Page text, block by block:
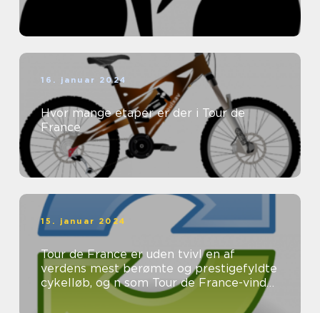
16. januar 2024
Hvor mange etaper er der i Tour de
France
15. januar 2024
Tour de France er uden tvivl en af
verdens mest berømte og prestigefyldte
cykelløb, og n som Tour de France-vinder
er eftertragtet og æret af ryttere ...